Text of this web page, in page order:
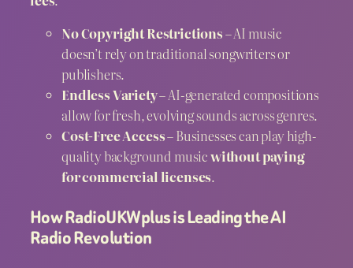
No Copyright Restrictions– AI music
doesn’t rely on traditional songwriters or
publishers.
Endless Variety– AI-generated compositions
allow for fresh, evolving sounds across genres.
Cost-Free Access– Businesses can play high-
quality background musicwithout paying
for commercial licenses.
How RadioUKWplus is Leading the AI
Radio Revolution